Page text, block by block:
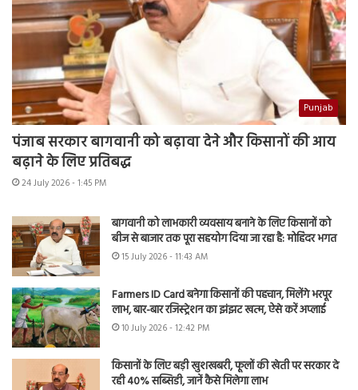
Punjab
पंजाब सरकार बागवानी को बढ़ावा देने और किसानों की आय
बढ़ाने के लिए प्रतिबद्ध
24 July 2026 - 1:45 PM
बागवानी को लाभकारी व्यवसाय बनाने के लिए किसानों को
बीज से बाजार तक पूरा सहयोग दिया जा रहा है: मोहिंदर भगत
15 July 2026 - 11:43 AM
Farmers ID Card बनेगा किसानों की पहचान, मिलेंगे भरपूर
लाभ, बार-बार रजिस्ट्रेशन का झंझट खत्म, ऐसे करें अप्लाई
10 July 2026 - 12:42 PM
किसानों के लिए बड़ी खुशखबरी, फूलों की खेती पर सरकार दे
रही 40% सब्सिडी, जानें कैसे मिलेगा लाभ